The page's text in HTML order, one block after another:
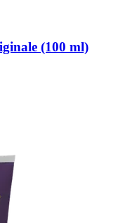
(100 ml)